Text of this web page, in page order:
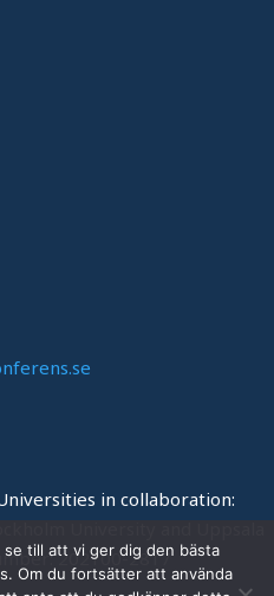
in collaboration:
202100-2817
till att vi ger dig den bästa
Om du fortsätter att använda